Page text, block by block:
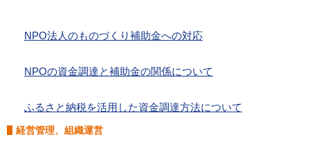
NPO法人のものづくり補助金への対応
NPOの資金調達と補助金の関係について
ふるさと納税を活用した資金調達方法について
経営管理、組織運営